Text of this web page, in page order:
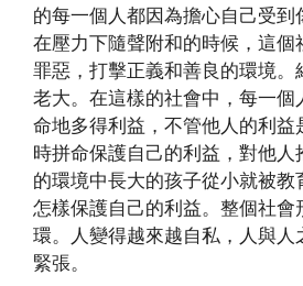
的每一個人都因為擔心自己受到
在壓力下隨聲附和的時候，這個
罪惡，打擊正義和善良的環境。
老大。在這樣的社會中，每一個
命地多得利益，不管他人的利益
時拼命保護自己的利益，對他人
的環境中長大的孩子從小就被教
怎樣保護自己的利益。整個社會
環。人變得越來越自私，人與人
緊張。